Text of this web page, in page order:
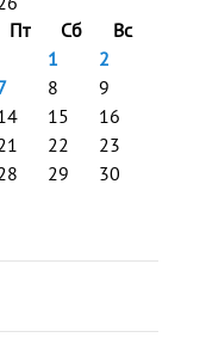
Пт Сб
Вс
1
2
8
9
15
16
22
23
29
30